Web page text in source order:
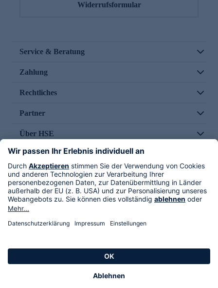
Widerrufsformular
Service & Beratung
Zahlung
Rechtliches
Partner
Über HSE
Im TV
HSE International